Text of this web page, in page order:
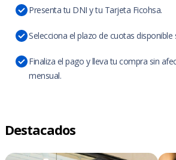
Presenta tu DNI y tu Tarjeta Ficohsa.
Selecciona el plazo de cuotas
Finaliza el pago y lleva tu compra sin
mensual.
Destacados